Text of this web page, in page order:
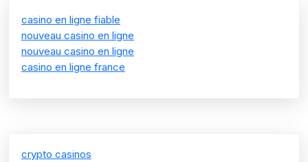
casino en ligne fiable
nouveau casino en ligne
nouveau casino en ligne
casino en ligne france
crypto casinos